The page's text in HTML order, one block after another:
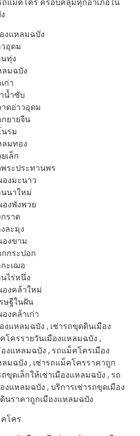
ถแม็คโคร ครอบคลุมทุกอำเภอใน
งแหลมฉบัง
อุดม
ทุ่ง
มฉบัง
ก่า
น้ำซับ
ดอ่าวอุดม
ยายจีน
รม
มทอง
เล็ก
ระประทานพร
งมะนาว
นาใหม่
งพังพวย
ราด
ละมุง
งขาม
กระปอก
ะเฌอ
ไร่หนึ่ง
งคล้าใหม่
ษฐีในฝัน
งคล้าเก่า
งแหลมฉบัง , เช่ารถขุดดินเมือง
โครรายวันเมืองแหลมฉบัง ,
งแหลมฉบัง , รถแม็คโครเมือง
มฉบัง , เช่ารถแม็คโครราคาถูก
ขุดเล็กให้เช่าเมืองแหลมฉบัง , รถ
งแหลมฉบัง , บริการเช่ารถขุดเมือง
นราคาถูกเมืองแหลมฉบัง
โคร